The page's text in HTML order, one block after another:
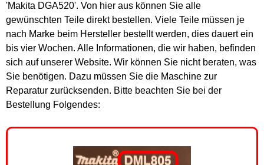
'Makita DGA520'. Von hier aus können Sie alle
gewünschten Teile direkt bestellen. Viele Teile müssen je
nach Marke beim Hersteller bestellt werden, dies dauert ein
bis vier Wochen. Alle Informationen, die wir haben, befinden
sich auf unserer Website. Wir können Sie nicht beraten, was
Sie benötigen. Dazu müssen Sie die Maschine zur
Reparatur zurücksenden. Bitte beachten Sie bei der
Bestellung Folgendes: